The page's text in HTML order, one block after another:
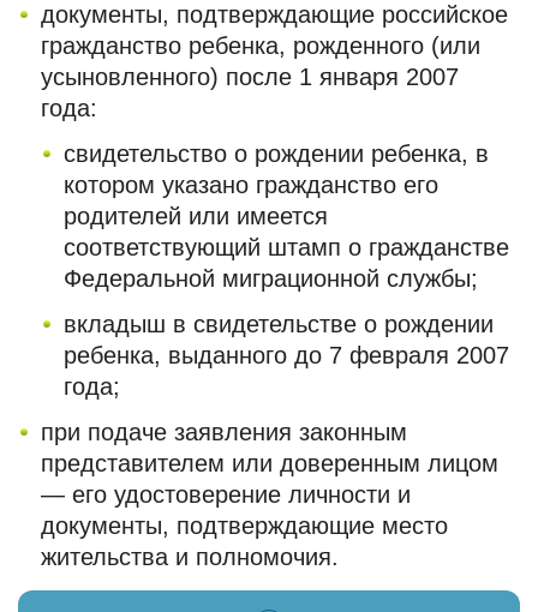
документы, подтверждающие российское
гражданство ребенка, рожденного (или
усыновленного) после 1 января 2007
года:
свидетельство о рождении ребенка, в
котором указано гражданство его
родителей или имеется
соответствующий штамп о гражданстве
Федеральной миграционной службы;
вкладыш в свидетельстве о рождении
ребенка, выданного до 7 февраля 2007
года;
при подаче заявления законным
представителем или доверенным лицом
— его удостоверение личности и
документы, подтверждающие место
жительства и полномочия.